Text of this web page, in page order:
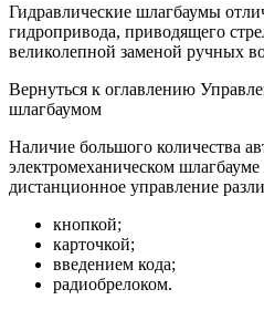
Гидравлические шлагбаумы
гидропривода, приводящего
великолепной заменой ручных
Вернуться к оглавлению
шлагбаумом
Наличие большого количества
электромеханическом
дистанционное управление
кнопкой;
карточкой;
введением кода;
радиобрелоком.